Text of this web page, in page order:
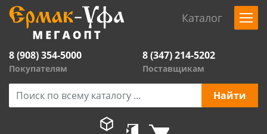
Каталог
8 (908) 354-5000
Покупателям
8 (347) 214-5202
Поставщикам